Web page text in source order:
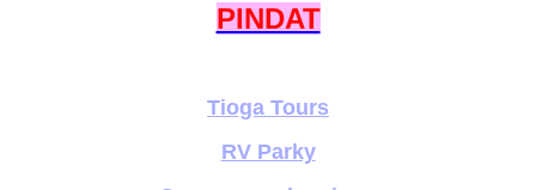
PINDAT
Tioga Tours
RV Parky